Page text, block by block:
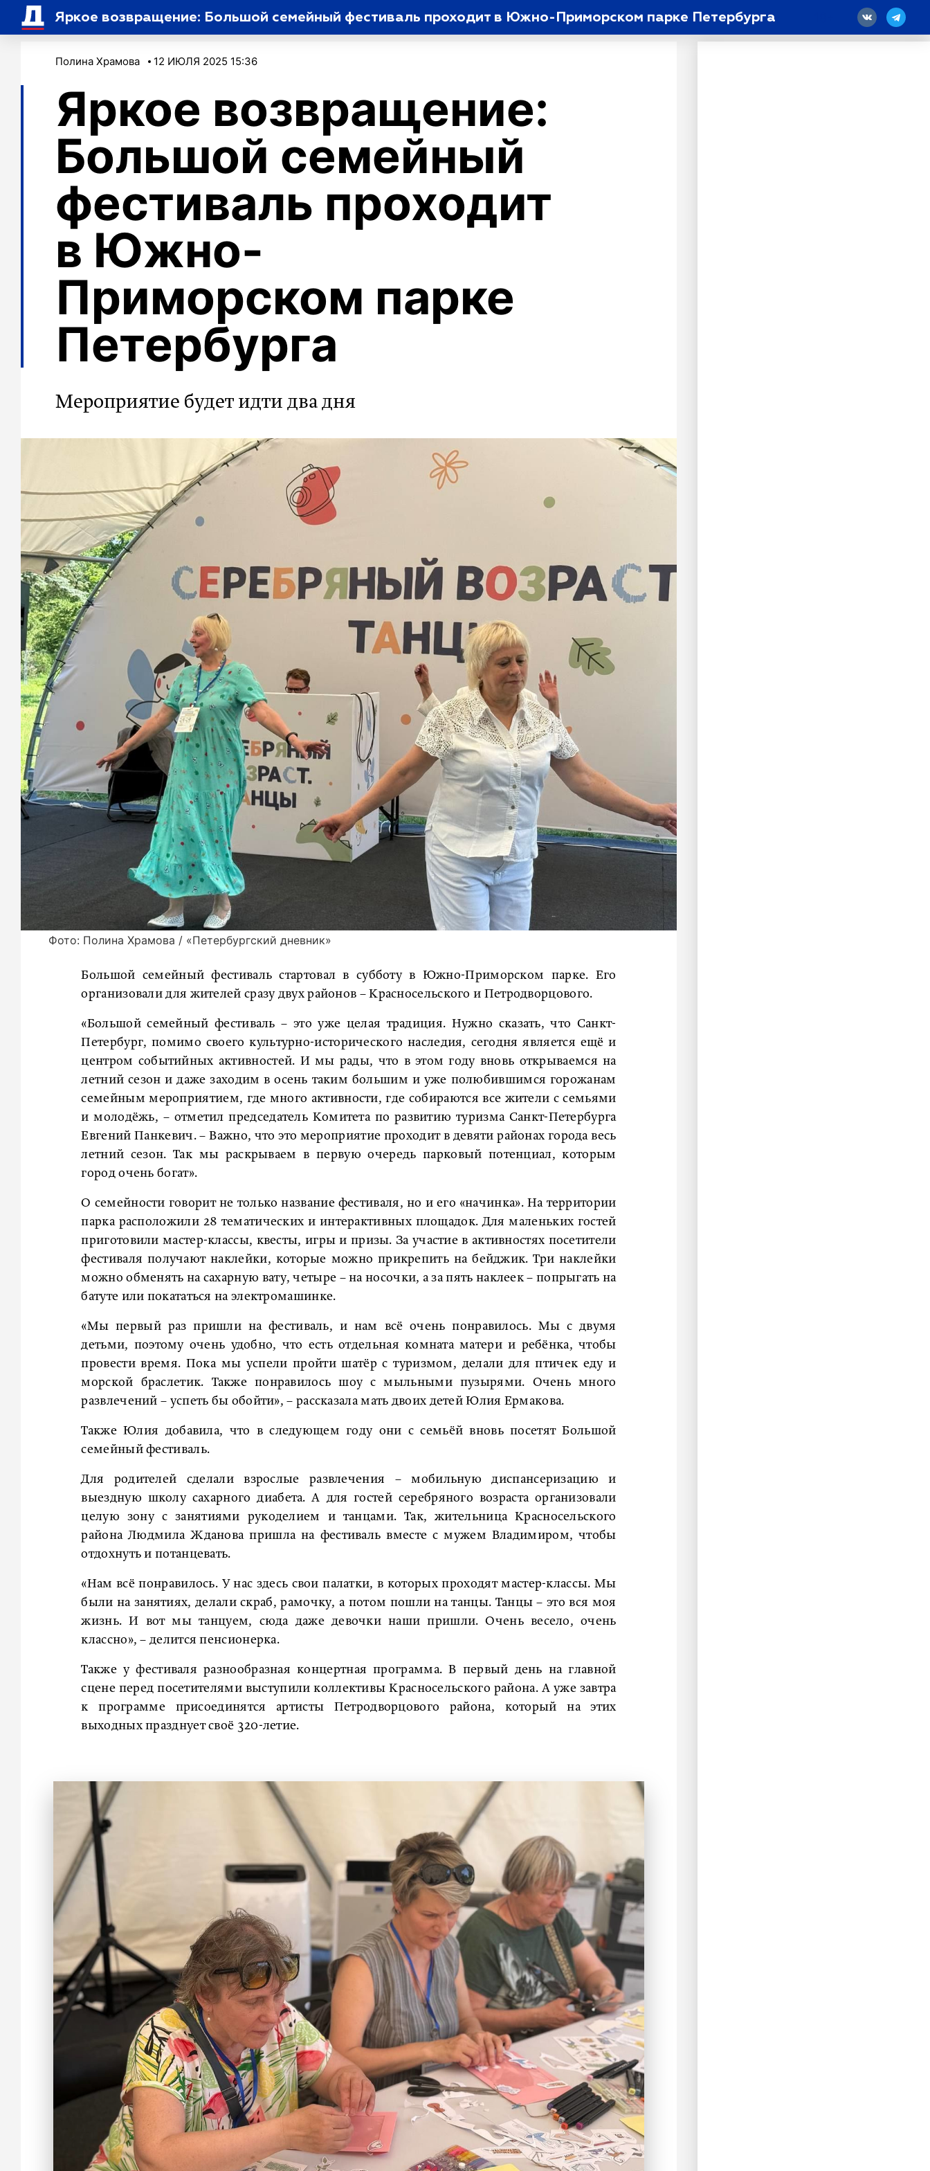
Яркое возвращение: Большой семейный фестиваль проходит в Южно-Приморском парке Петербурга
Полина Храмова 12 ИЮЛЯ 2025 15:36
Яркое возвращение:
Большой семейный
фестиваль проходит
в Южно-
Приморском парке
Петербурга
Мероприятие будет идти два дня
Фото: Полина Храмова / «Петербургский дневник»
Большой семейный фестиваль стартовал в субботу в Южно-Приморском парке. Его
организовали для жителей сразу двух районов – Красносельского и Петродворцового.
«Большой семейный фестиваль – это уже целая традиция. Нужно сказать, что Санкт-
Петербург, помимо своего культурно-исторического наследия, сегодня является ещё и
центром событийных активностей. И мы рады, что в этом году вновь открываемся на
летний сезон и даже заходим в осень таким большим и уже полюбившимся горожанам
семейным мероприятием, где много активности, где собираются все жители с семьями
и молодёжь, – отметил председатель Комитета по развитию туризма Санкт-Петербурга
Евгений Панкевич. – Важно, что это мероприятие проходит в девяти районах города весь
летний сезон. Так мы раскрываем в первую очередь парковый потенциал, которым
город очень богат».
О семейности говорит не только название фестиваля, но и его «начинка». На территории
парка расположили 28 тематических и интерактивных площадок. Для маленьких гостей
приготовили мастер-классы, квесты, игры и призы. За участие в активностях посетители
фестиваля получают наклейки, которые можно прикрепить на бейджик. Три наклейки
можно обменять на сахарную вату, четыре – на носочки, а за пять наклеек – попрыгать на
батуте или покататься на электромашинке.
«Мы первый раз пришли на фестиваль, и нам всё очень понравилось. Мы с двумя
детьми, поэтому очень удобно, что есть отдельная комната матери и ребёнка, чтобы
провести время. Пока мы успели пройти шатёр с туризмом, делали для птичек еду и
морской браслетик. Также понравилось шоу с мыльными пузырями. Очень много
развлечений – успеть бы обойти», – рассказала мать двоих детей Юлия Ермакова.
Также Юлия добавила, что в следующем году они с семьёй вновь посетят Большой
семейный фестиваль.
Для родителей сделали взрослые развлечения – мобильную диспансеризацию и
выездную школу сахарного диабета. А для гостей серебряного возраста организовали
целую зону с занятиями рукоделием и танцами. Так, жительница Красносельского
района Людмила Жданова пришла на фестиваль вместе с мужем Владимиром, чтобы
отдохнуть и потанцевать.
«Нам всё понравилось. У нас здесь свои палатки, в которых проходят мастер-классы. Мы
были на занятиях, делали скраб, рамочку, а потом пошли на танцы. Танцы – это вся моя
жизнь. И вот мы танцуем, сюда даже девочки наши пришли. Очень весело, очень
классно», – делится пенсионерка.
Также у фестиваля разнообразная концертная программа. В первый день на главной
сцене перед посетителями выступили коллективы Красносельского района. А уже завтра
к программе присоединятся артисты Петродворцового района, который на этих
выходных празднует своё 320-летие.